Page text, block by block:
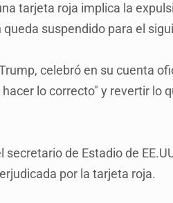
tarjeta roja implica la
suspendido para el
celebró en su cuenta
lo correcto" y revertir lo
de Estadio de
por la tarjeta roja.